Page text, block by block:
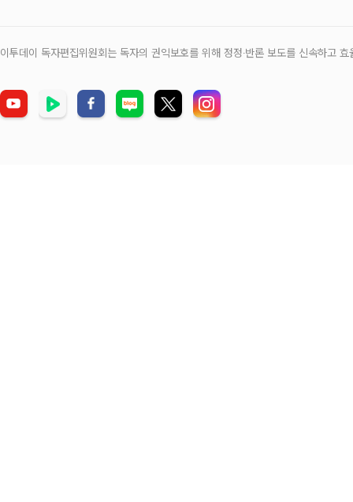
이투데이 독자편집위원회는 독자의 권익보호를 위해 정정‧반론 보도를 신속하고